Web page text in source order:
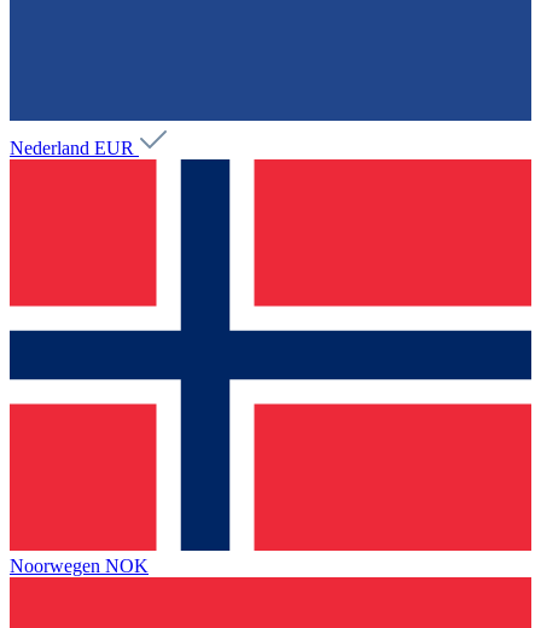
Nederland EUR
Noorwegen NOK